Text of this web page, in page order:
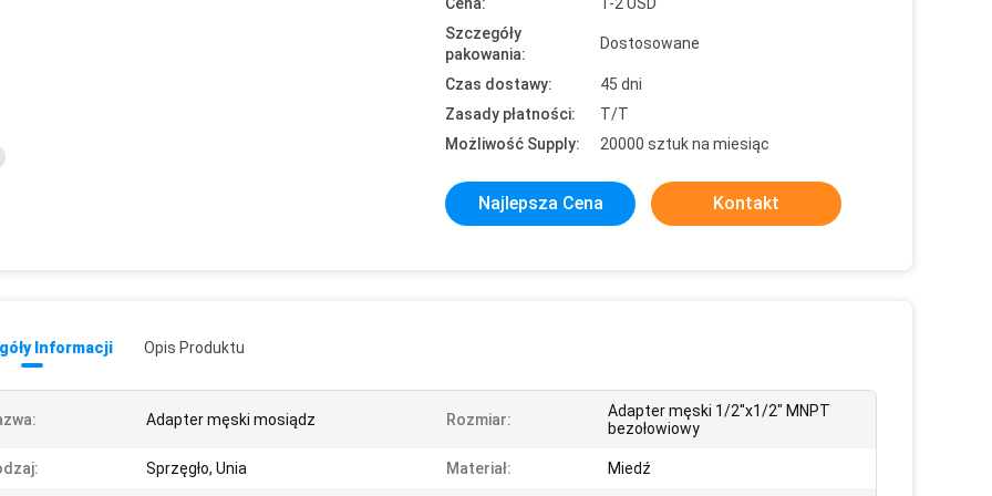
Szczegóły
pakowania:
Dostosowane
Czas dostawy:
45 dni
Zasady płatności:
T/T
Możliwość Supply:
20000 sztuk na miesiąc
Najlepsza Cena Kontakt
Informacji Opis Produktu
Adapter męski mosiądz Rozmiar:
Adapter męski 1/2''x1/2" MNPT
bezołowiowy
Sprzęgło, Unia Materiał: Miedź